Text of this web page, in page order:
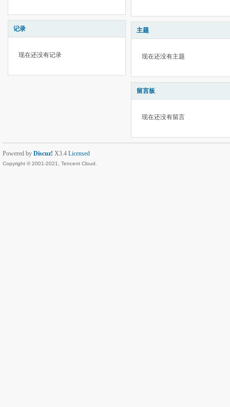
记录
现在还没有记录
主题
现在还没有主题
留言板
现在还没有留言
Powered by Discuz! X3.4 Licensed
Copyright © 2001-2021, Tencent Cloud.